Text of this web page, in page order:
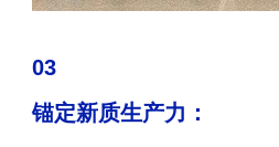
03
锚定新质生产力：